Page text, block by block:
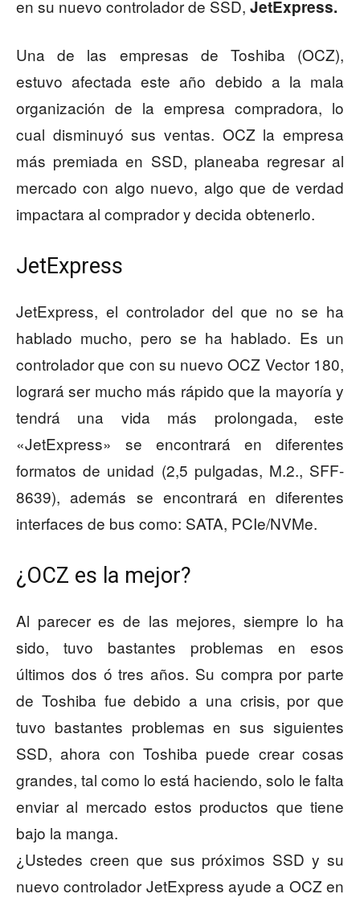
en su nuevo controlador de SSD, JetExpress.
Una de las empresas de Toshiba (OCZ),
estuvo afectada este año debido a la mala
organización de la empresa compradora, lo
cual disminuyó sus ventas. OCZ la empresa
más premiada en SSD, planeaba regresar al
mercado con algo nuevo, algo que de verdad
impactara al comprador y decida obtenerlo.
JetExpress
JetExpress, el controlador del que no se ha
hablado mucho, pero se ha hablado. Es un
controlador que con su nuevo OCZ Vector 180,
logrará ser mucho más rápido que la mayoría y
tendrá una vida más prolongada, este
«JetExpress» se encontrará en diferentes
formatos de unidad (2,5 pulgadas, M.2., SFF-
8639), además se encontrará en diferentes
interfaces de bus como: SATA, PCIe/NVMe.
¿OCZ es la mejor?
Al parecer es de las mejores, siempre lo ha
sido, tuvo bastantes problemas en esos
últimos dos ó tres años. Su compra por parte
de Toshiba fue debido a una crisis, por que
tuvo bastantes problemas en sus siguientes
SSD, ahora con Toshiba puede crear cosas
grandes, tal como lo está haciendo, solo le falta
enviar al mercado estos productos que tiene
bajo la manga.
¿Ustedes creen que sus próximos SSD y su
nuevo controlador JetExpress ayude a OCZ en